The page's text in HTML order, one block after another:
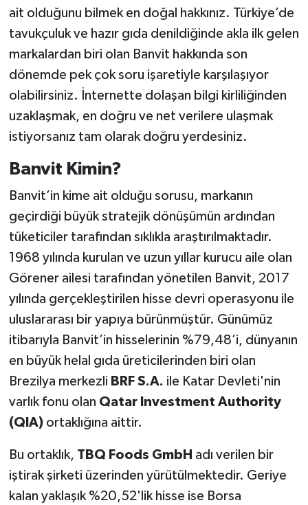
ait olduğunu bilmek en doğal hakkınız. Türkiye’de
tavukçuluk ve hazır gıda denildiğinde akla ilk gelen
markalardan biri olan Banvit hakkında son
dönemde pek çok soru işaretiyle karşılaşıyor
olabilirsiniz. İnternette dolaşan bilgi kirliliğinden
uzaklaşmak, en doğru ve net verilere ulaşmak
istiyorsanız tam olarak doğru yerdesiniz.
Banvit Kimin?
Banvit’in kime ait olduğu sorusu, markanın
geçirdiği büyük stratejik dönüşümün ardından
tüketiciler tarafından sıklıkla araştırılmaktadır.
1968 yılında kurulan ve uzun yıllar kurucu aile olan
Görener ailesi tarafından yönetilen Banvit, 2017
yılında gerçekleştirilen hisse devri operasyonu ile
uluslararası bir yapıya bürünmüştür. Günümüz
itibarıyla Banvit’in hisselerinin %79,48’i, dünyanın
en büyük helal gıda üreticilerinden biri olan
Brezilya merkezli BRF S.A. ile Katar Devleti'nin
varlık fonu olan Qatar Investment Authority
(QIA)ortaklığına aittir.
Bu ortaklık, TBQ Foods GmbH adı verilen bir
iştirak şirketi üzerinden yürütülmektedir. Geriye
kalan yaklaşık %20,52'lik hisse ise Borsa